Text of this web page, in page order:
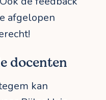
afgelopen
docenten
kan